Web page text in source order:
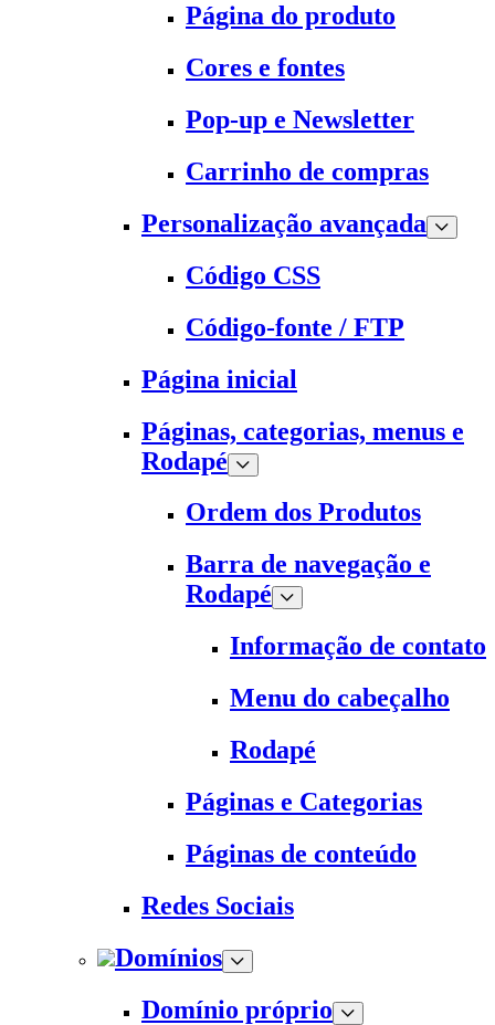
Página do produto
Cores e fontes
Pop-up e Newsletter
Carrinho de compras
Personalização avançada
Código CSS
Código-fonte / FTP
Página inicial
Páginas, categorias, menus e
Rodapé
Ordem dos Produtos
Barra de navegação e
Rodapé
Informação de contato
Menu do cabeçalho
Rodapé
Páginas e Categorias
Páginas de conteúdo
Redes Sociais
Domínios
Domínio próprio